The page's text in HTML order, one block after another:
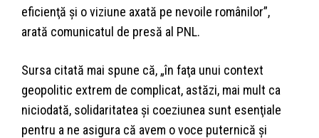
eficienţă şi o viziune axată pe nevoile românilor”,
arată comunicatul de presă al PNL.
Sursa citată mai spune că, „în faţa unui context
geopolitic extrem de complicat, astăzi, mai mult ca
niciodată, solidaritatea şi coeziunea sunt esenţiale
pentru a ne asigura că avem o voce puternică şi